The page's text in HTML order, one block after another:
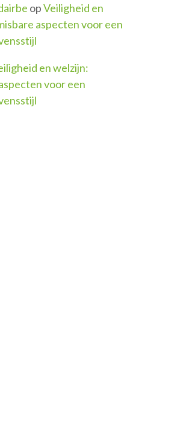
opVeiligheid en
aspecten voor een
en welzijn:
voor een